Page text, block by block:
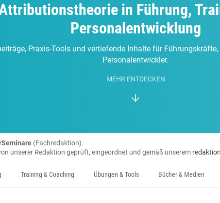
in Führung,
Personalentwicklung
Praxis-Tools und vertiefende Inhalte für Führungskräfte,
Personalentwickler.
MEHR ENTDECKEN
(Fachredaktion).
unserer Redaktion geprüft, eingeordnet und gemäß unserem
Training & Coaching Übungen & Tools Bücher & Medien